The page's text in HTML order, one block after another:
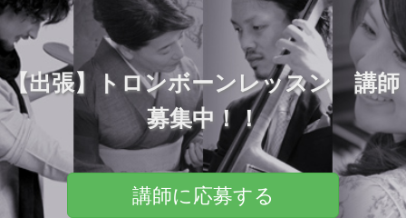
駅近くのスタジオで受講されましたが、古川橋駅周辺で
ご希望の場所があれば、お気軽にご相談ください。 ご
自宅の他に「マンションの集会所」「職場」「学校」な
ど、生徒様ご自身で使用許可やご予約をとっていただけ
れば、ご希望の場所へ伺わせていただきます。 適当な
場所が定まっていない場合は、最寄りの音楽スタジオや
カラオケなどを、こちらからご提案させていただくこと
も可能です。 トホゼロの古川橋トロンボーン教室にご
と上達スピードは加速します！ ますます部活が楽しく
なりますように！ 伊丹周辺担当のトロンボーン講師 経
験豊富な現役のプロの講師が数名、担当しております！
今回の講師は吹奏楽、ジャズともに指導可能でしたが、
吹奏楽部出身の講師もジャズをメインに演奏する講師も
それぞれ在籍しております。 レッスンをお申し込みの
際には、「吹奏楽の曲をやりたい」とか「基礎から教え
て欲しい」などのご希望をぜひお伝えください。 伊丹
【出張】トロンボーンレッスン 講師
募集中！！
講師に応募する